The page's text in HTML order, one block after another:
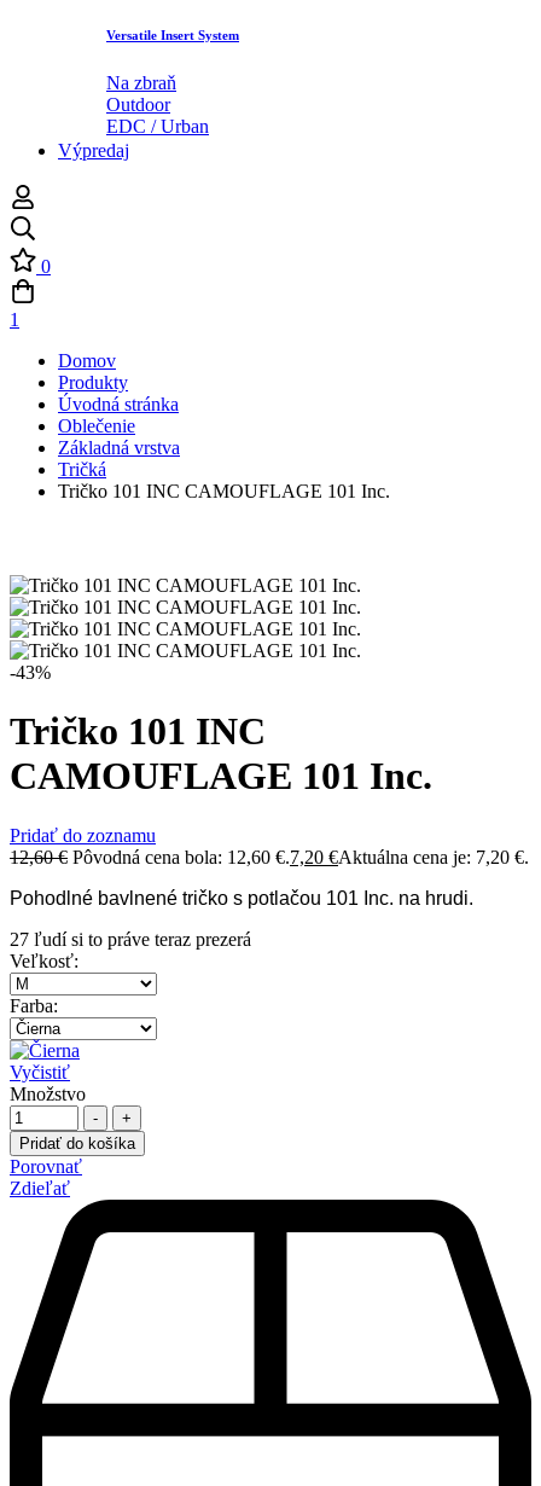
Versatile Insert System
Na zbraň
Outdoor
EDC / Urban
Výpredaj
0
1
Domov
Produkty
Úvodná stránka
Oblečenie
Základná vrstva
Tričká
Tričko 101 INC CAMOUFLAGE 101 Inc.
-43%
Tričko 101 INC
CAMOUFLAGE 101 Inc.
Pridať do zoznamu
12,60€ Pôvodná cena bola: 12,60 €.7,20 €Aktuálna cena je: 7,20 €.
Pohodlné bavlnené tričko s potlačou 101 Inc. na hrudi.
27 ľudí si to práve teraz prezerá
Veľkosť:
Farba:
Vyčistiť
Množstvo
-
+
Pridať do košíka
Porovnať
Zdieľať